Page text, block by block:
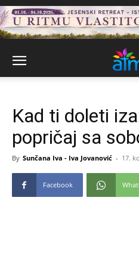
Kad ti doleti
popričaj sa
By Sunčana Iva - Iva Jovanović - 17.
Facebook